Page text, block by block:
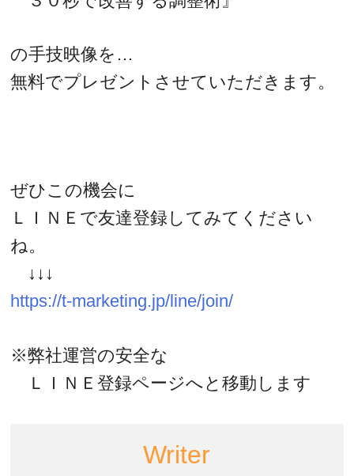
の手技映像を…
無料でプレゼントさせていただきます。
ぜひこの機会に
ＬＩＮＥで友達登録してみてください
ね。
↓↓↓
https://t-marketing.jp/line/join/
※弊社運営の安全な
ＬＩＮＥ登録ページへと移動します
Writer